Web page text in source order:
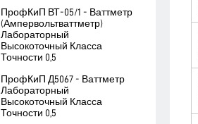
ПрофКиП ВТ-05/1 - Ваттметр
(Ампервольтваттметр)
Лабораторный
Высокоточный Класса
Точности 0,5
ПрофКиП Д5067 - Ваттметр
Лабораторный
Высокоточный Класса
Точности 0,5